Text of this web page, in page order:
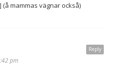
(å mammas vägnar också)
Reply
pm